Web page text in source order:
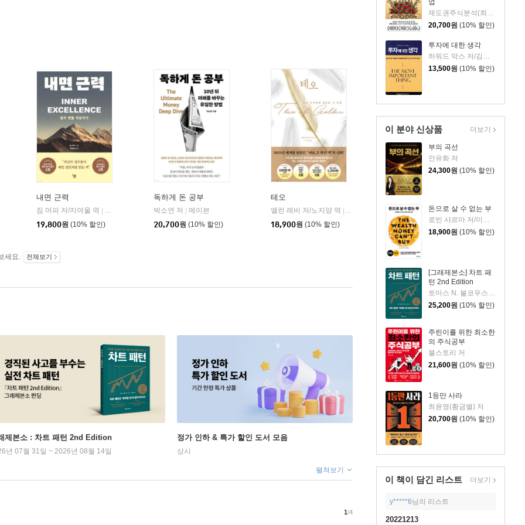
업
제도권주식분석(최기원) 저
20,700원 (10% 할인)
투자에 대한 생각
하워드 막스 저/김경미 역
13,500원 (10% 할인)
이 분야 신상품
부의 곡선
안유화 저
24,300원 (10% 할인)
돈으로 살 수 없는 부
18,900원 (10% 할인)
[그래제본소] 차트 패
턴 2nd Edition
토마스 N. 불코우스키 저/송미리 역
25,200원 (10% 할인)
주린이를 위한 최소한
의 주식공부
불스토리 저
21,600원 (10% 할인)
1등만 사라
최윤영(황금별) 저
20,700원 (10% 할인)
더보기
이 책이 담긴 리스트 더보기
y*****6님의 리스트
20221213
| 현대지성
내면 근력
짐 머피 저/지여울 역
윌북(willbook)
19,800원 (10% 할인)
독하게 돈 공부
박소연 저
메이븐
20,700원 (10% 할인)
테오
앨런 레비 저/노지양 역
오팬하우스
18,900원 (10% 할인)
세요. 전체보기
제본소 : 차트 패턴 2nd Edition
년 07월 31일 ~ 2026년 08월 14일
정가 인하 & 특가 할인 도서 모음
상시
펼쳐보기
1/4